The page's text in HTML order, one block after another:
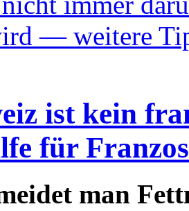
— weitere
ist kein
für
man